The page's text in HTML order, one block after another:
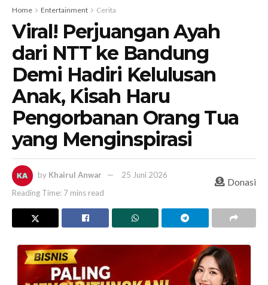
Home Entertainment Cerita
Viral! Perjuangan Ayah
dari NTT ke Bandung
Demi Hadiri Kelulusan
Anak, Kisah Haru
Pengorbanan Orang Tua
yang Menginspirasi
by Khairul Anwar
25 Juni 2026
Reading Time: 7 mins read
Donasi